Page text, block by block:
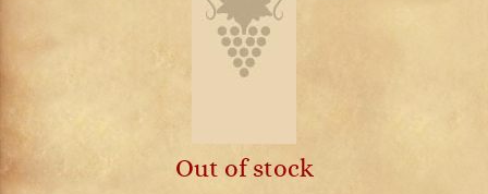
Out of stock